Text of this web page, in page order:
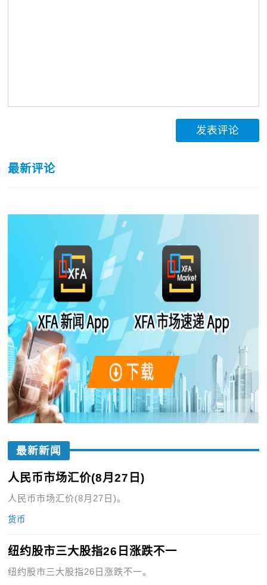
发表评论
最新评论
最新新闻
人民币市场汇价(8月27日)
人民币市场汇价(8月27日)。
货币
纽约股市三大股指26日涨跌不一
纽约股市三大股指26日涨跌不一。